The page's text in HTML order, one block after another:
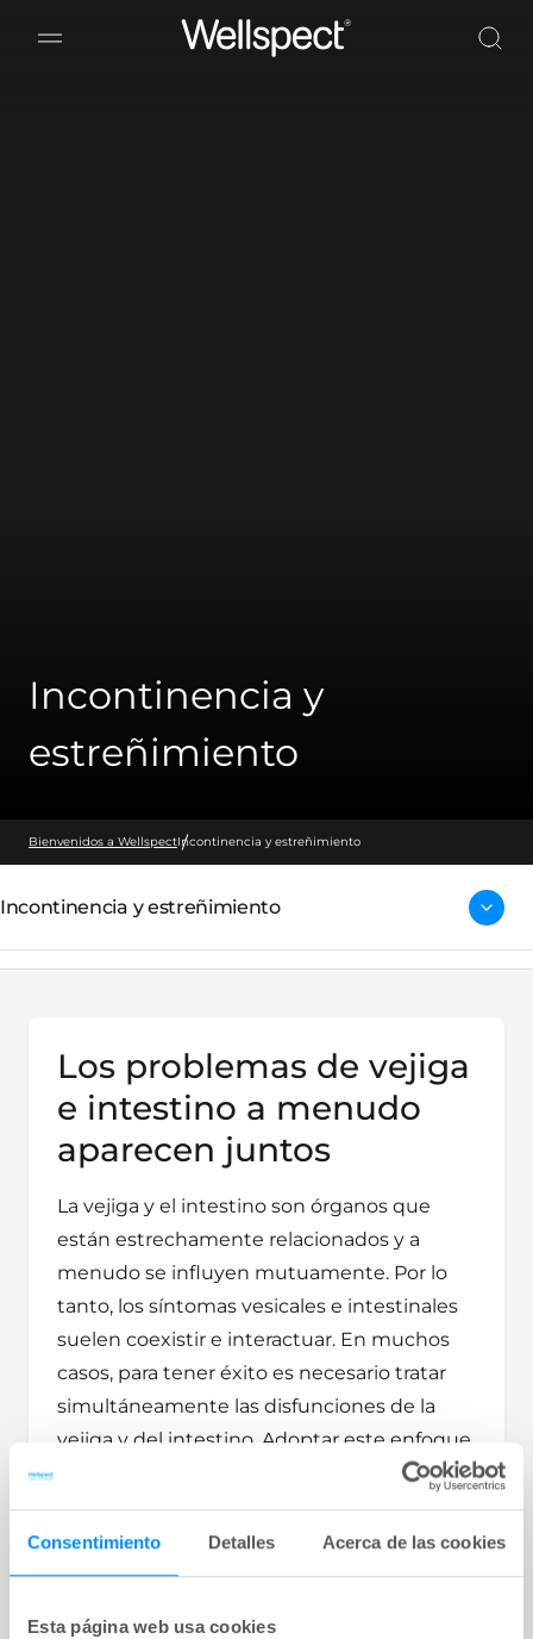
Consentimiento Detalles Acerca de las cookies
Esta página web usa cookies
Wellspect
Incontinencia y
estreñimiento
Bienvenidos a WellspectIncontinencia y estreñimiento
Incontinencia y estreñimiento
Los problemas de vejiga
e intestino a menudo
aparecen juntos
La vejiga y el intestino son órganos que
están estrechamente relacionados y a
menudo se influyen mutuamente. Por lo
tanto, los síntomas vesicales e intestinales
suelen coexistir e interactuar. En muchos
casos, para tener éxito es necesario tratar
simultáneamente las disfunciones de la
vejiga y del intestino. Adoptar este enfoque
holístico del cuidado de la continencia (que
incluye tanto la disfunción vesical como la
intestinal) puede proporcionar una mejor
atención a los pacientes, lo que se traduce